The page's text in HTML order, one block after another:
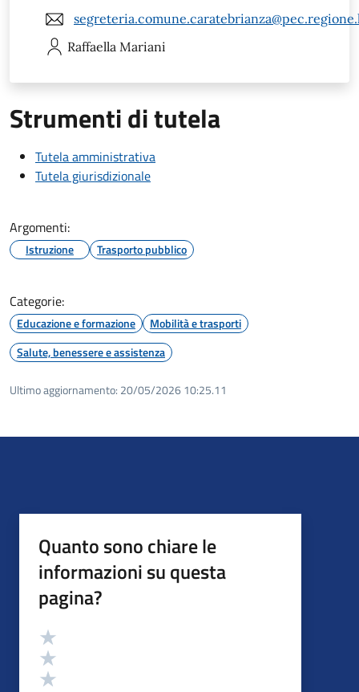
Raffaella Mariani
Strumenti di tutela
Tutela amministrativa
Tutela giurisdizionale
Argomenti:
Istruzione Trasporto pubblico
Categorie:
Educazione e formazione
Mobilità e trasporti
Salute, benessere e assistenza
Ultimo aggiornamento: 20/05/2026 10:25.11
Quanto sono chiare le
informazioni su questa
pagina?
Valutazione